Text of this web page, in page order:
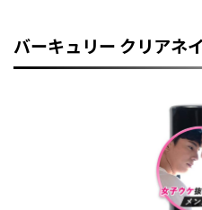
バーキュリー クリアネ